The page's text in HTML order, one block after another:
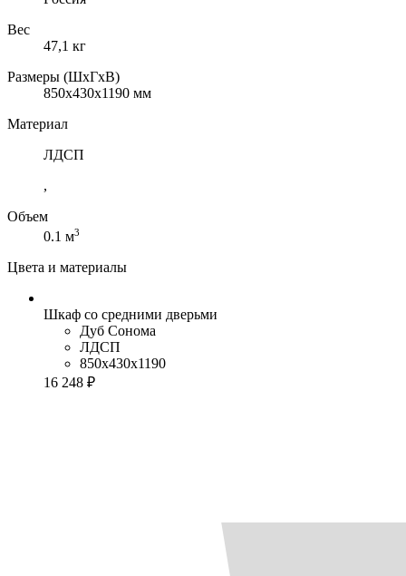
Вес
47,1 кг
Размеры (ШхГхВ)
850x430x1190 мм
Материал
ЛДСП
,
Объем
0.1 м3
Цвета и материалы
Шкаф со средними дверьми
Дуб Сонома
ЛДСП
850x430x1190
16 248 ₽